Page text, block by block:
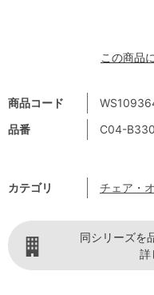
商品コード
品番
C04-
カテゴリ チェア・
この商品
同シリーズを
詳